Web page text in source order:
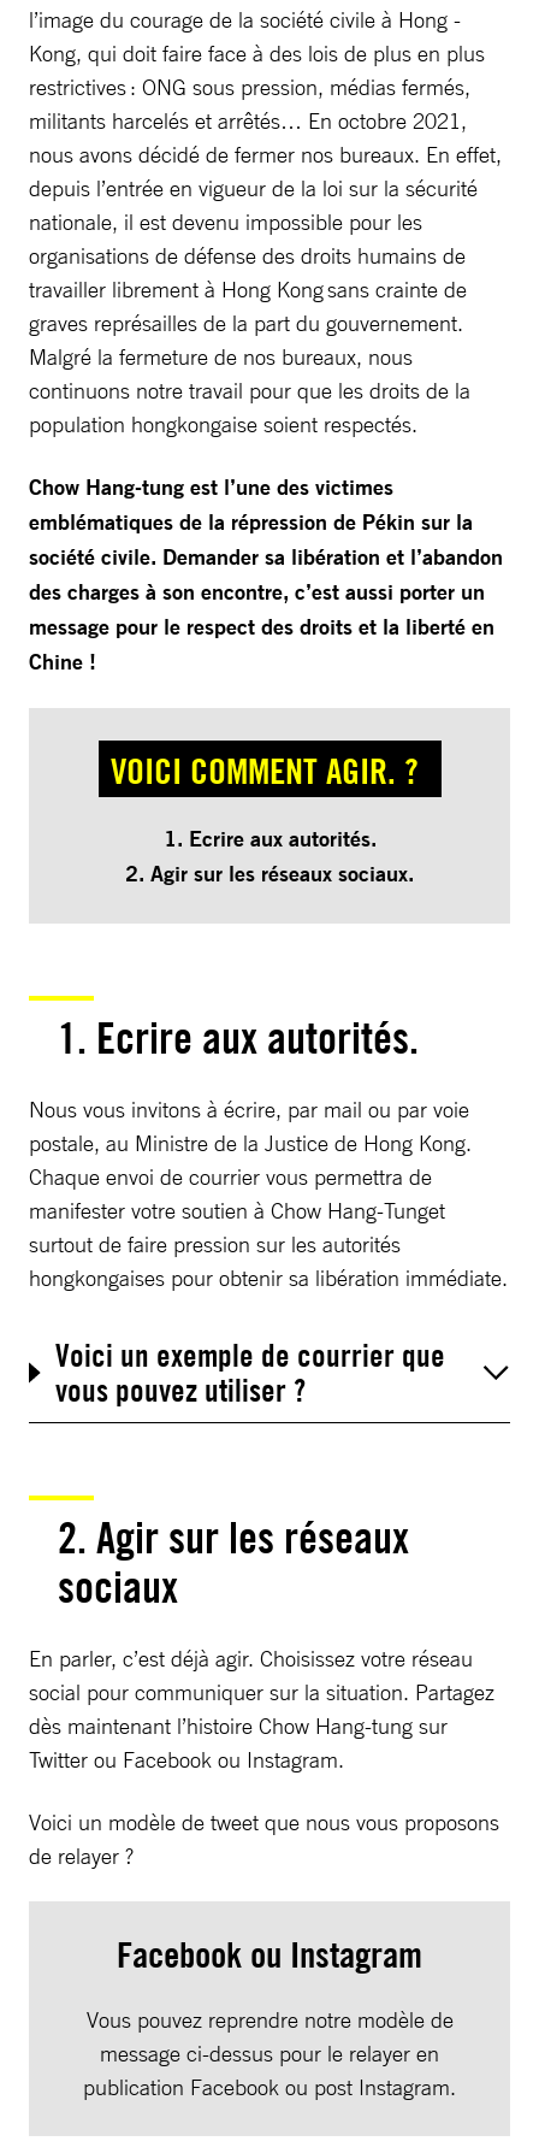
l’image du courage de la société civile à Hong -
Kong, qui doit faire face à des lois de plus en plus
restrictives : ONG sous pression, médias fermés,
militants harcelés et arrêtés… En octobre 2021,
nous avons décidé de fermer nos bureaux. En effet,
depuis l’entrée en vigueur de la loi sur la sécurité
nationale, il est devenu impossible pour les
organisations de défense des droits humains de
travailler librement à Hong Kong sans crainte de
graves représailles de la part du gouvernement.
Malgré la fermeture de nos bureaux, nous
continuons notre travail pour que les droits de la
population hongkongaise soient respectés.
Chow Hang-tung est l’une des victimes
emblématiques de la répression de Pékin sur la
société civile. Demander sa libération et l’abandon
des charges à son encontre, c’est aussi porter un
message pour le respect des droits et la liberté en
Chine !
VOICI COMMENT AGIR. ?
1. Ecrire aux autorités.
2. Agir sur les réseaux sociaux.
1. Ecrire aux autorités.
Nous vous invitons à écrire, par mail ou par voie
postale, au Ministre de la Justice de Hong Kong.
Chaque envoi de courrier vous permettra de
manifester votre soutien à Chow Hang-Tunget
surtout de faire pression sur les autorités
hongkongaises pour obtenir sa libération immédiate.
Voici un exemple de courrier que
vous pouvez utiliser ?
2. Agir sur les réseaux
sociaux
En parler, c’est déjà agir. Choisissez votre réseau
social pour communiquer sur la situation. Partagez
dès maintenant l’histoire Chow Hang-tung sur
Twitter ou Facebook ou Instagram.
Voici un modèle de tweet que nous vous proposons
de relayer ?
Facebook ou Instagram
Vous pouvez reprendre notre modèle de
message ci-dessus pour le relayer en
publication Facebook ou post Instagram.